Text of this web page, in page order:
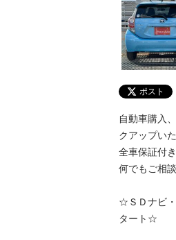
ポスト
自動車購入
クアップい
全車保証付
何でもご相
☆ＳＤナビ
タート☆